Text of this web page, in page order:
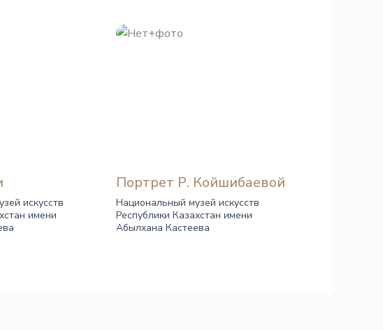
искусств
имени
Портрет Р. Койшибаевой
Национальный музей искусств
Республики Казахстан имени
Абылхана Кастеева